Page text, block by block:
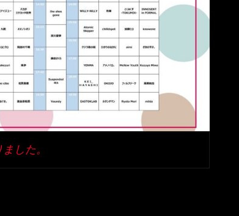
した。